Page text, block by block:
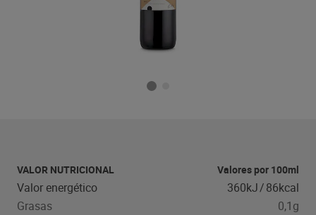
VALOR NUTRICIONAL Valores por 100ml
Valor energético 360kJ/86kcal
Grasas
0,1g